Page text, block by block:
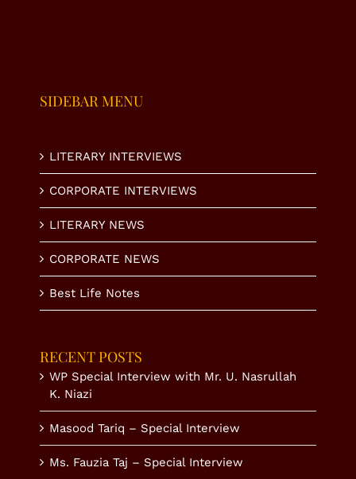
SIDEBAR MENU
LITERARY INTERVIEWS
CORPORATE INTERVIEWS
LITERARY NEWS
CORPORATE NEWS
Best Life Notes
RECENT POSTS
WP Special Interview with Mr. U. Nasrullah
K. Niazi
Masood Tariq – Special Interview
Ms. Fauzia Taj – Special Interview